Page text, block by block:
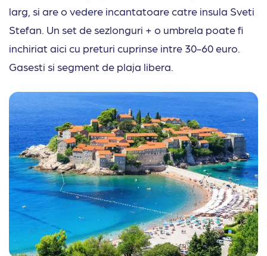
larg, si are o vedere incantatoare catre insula Sveti
Stefan. Un set de sezlonguri + o umbrela poate fi
inchiriat aici cu preturi cuprinse intre 30-60 euro.
Gasesti si segment de plaja libera.